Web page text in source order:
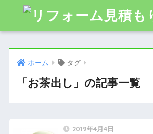
ホーム タグ
「お茶出し」の記事一覧
2019年4月4日